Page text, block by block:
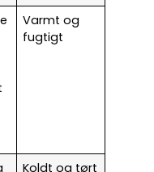
Varmt og
fugtigt
Koldt og tørt